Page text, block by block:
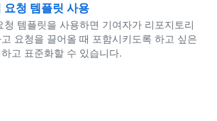
요청 템플릿 사용
청 템플릿을 사용하면 기여자가 리포지토리
요청을 끌어올 때 포함시키도록 하고 싶은
고 표준화할 수 있습니다.